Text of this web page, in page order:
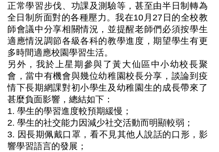
正常學習步伐、功課及測驗等，甚至由半日制轉為
全日制所面對的各種壓力。我在10月27日的全校教
師會議中分享相關情況，並提醒老師們必須按學生
適應情況調節各級各科的教學進度，期望學生有更
多時間適應校園學習生活。
另外，我於上星期參與了黃大仙區中小幼校長聚
會，當中有機會與幾位幼稚園校長分享，談論到疫
情下長期網課對初小學生及幼稚園生的成長帶來了
甚麼負面影響，總結如下：
1. 學生的學習進度較預期緩慢；
2. 學生的社交能力因減少社交活動而明顯較弱；
3. 因長期佩戴口罩，看不見其他人說話的口形，影
響學習語言的發展；